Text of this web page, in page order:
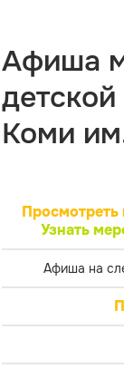
Афиша
Коми
Просмотреть
Узнать
Афиша на